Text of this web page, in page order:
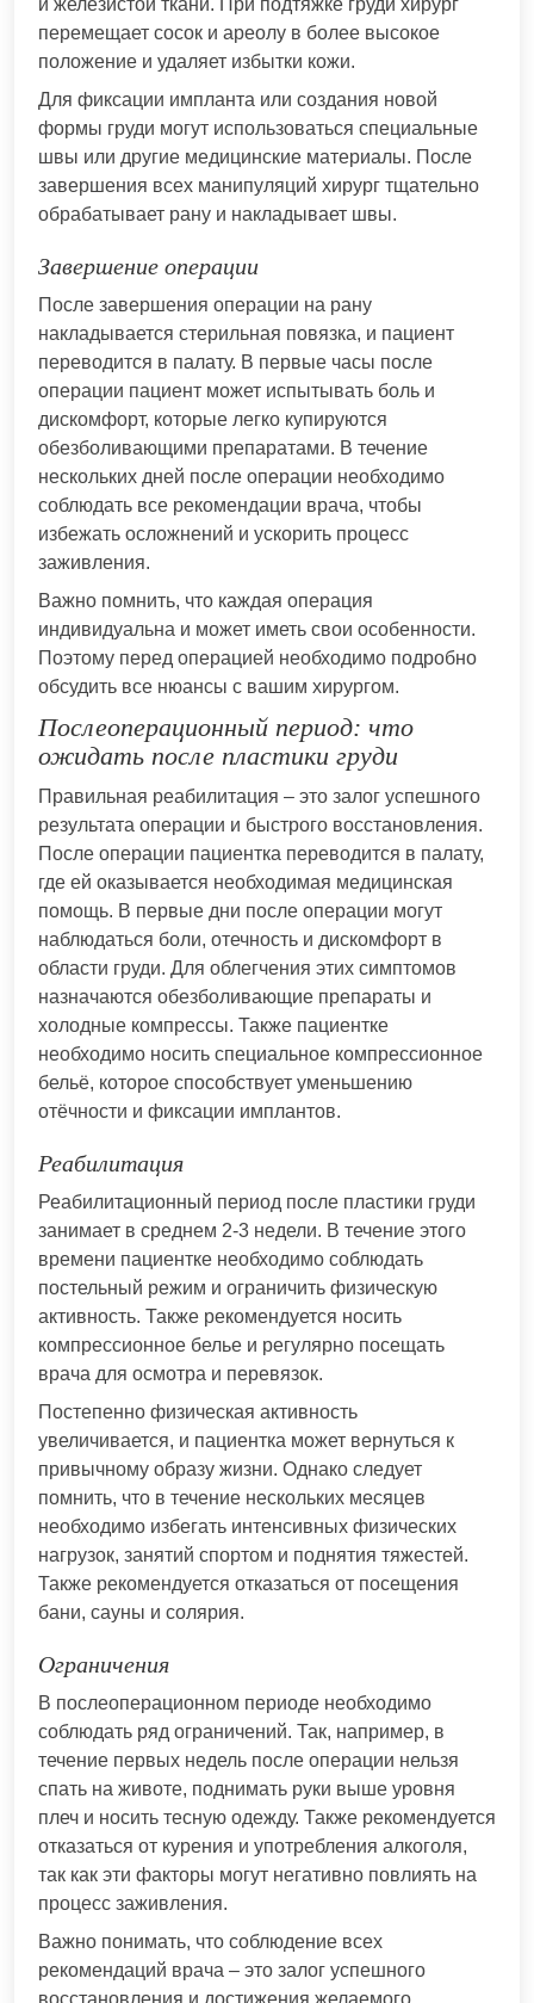
перемещает сосок и ареолу в более высокое
положение и удаляет избытки кожи.
Для фиксации импланта или создания новой
формы груди могут использоваться специальные
швы или другие медицинские материалы. После
завершения всех манипуляций хирург тщательно
обрабатывает рану и накладывает швы.
Завершение операции
После завершения операции на рану
накладывается стерильная повязка, и пациент
переводится в палату. В первые часы после
операции пациент может испытывать боль и
дискомфорт, которые легко купируются
обезболивающими препаратами. В течение
нескольких дней после операции необходимо
соблюдать все рекомендации врача, чтобы
избежать осложнений и ускорить процесс
заживления.
Важно помнить, что каждая операция
индивидуальна и может иметь свои особенности.
Поэтому перед операцией необходимо подробно
обсудить все нюансы с вашим хирургом.
Послеоперационный период: что
ожидать после пластики груди
Правильная реабилитация – это залог успешного
результата операции и быстрого восстановления.
После операции пациентка переводится в палату,
где ей оказывается необходимая медицинская
помощь. В первые дни после операции могут
наблюдаться боли, отечность и дискомфорт в
области груди. Для облегчения этих симптомов
назначаются обезболивающие препараты и
холодные компрессы. Также пациентке
необходимо носить специальное компрессионное
бельё, которое способствует уменьшению
отёчности и фиксации имплантов.
Реабилитация
Реабилитационный период после пластики груди
занимает в среднем 2-3 недели. В течение этого
времени пациентке необходимо соблюдать
постельный режим и ограничить физическую
активность. Также рекомендуется носить
компрессионное белье и регулярно посещать
врача для осмотра и перевязок.
Постепенно физическая активность
увеличивается, и пациентка может вернуться к
привычному образу жизни. Однако следует
помнить, что в течение нескольких месяцев
необходимо избегать интенсивных физических
нагрузок, занятий спортом и поднятия тяжестей.
Также рекомендуется отказаться от посещения
бани, сауны и солярия.
Ограничения
В послеоперационном периоде необходимо
соблюдать ряд ограничений. Так, например, в
течение первых недель после операции нельзя
спать на животе, поднимать руки выше уровня
плеч и носить тесную одежду. Также рекомендуется
отказаться от курения и употребления алкоголя,
так как эти факторы могут негативно повлиять на
процесс заживления.
Важно понимать, что соблюдение всех
рекомендаций врача – это залог успешного
восстановления и достижения желаемого